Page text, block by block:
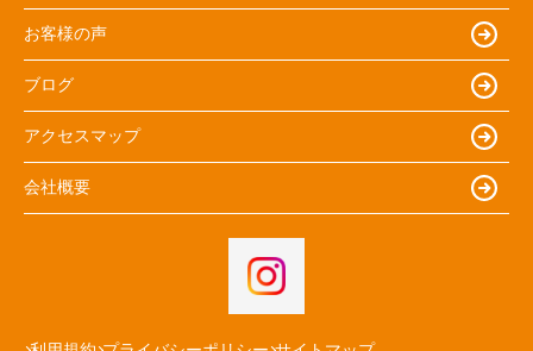
お客様の声
ブログ
アクセスマップ
会社概要